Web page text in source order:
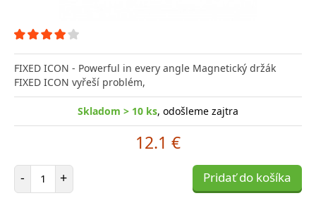
FIXED ICON - Powerful in every angle Magnetický držák
FIXED ICON vyřeší problém,
Skladom > 10 ks, odošleme zajtra
12.1 €
- Počet položiek
+ Pridať do košíka